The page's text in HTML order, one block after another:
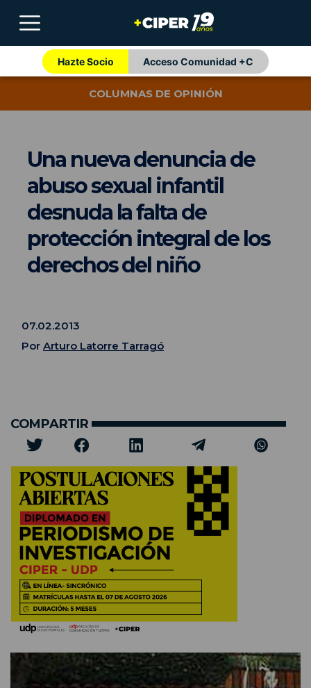
Hazte Socio Acceso Comunidad +C
COLUMNAS DE OPINIÓN
Una nueva denuncia de
abuso sexual infantil
desnuda la falta de
protección integral de los
derechos del niño
07.02.2013
Por Arturo Latorre Tarragó
COMPARTIR